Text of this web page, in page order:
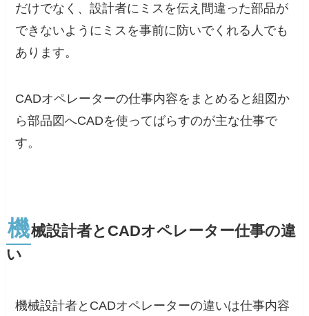
だけでなく、設計者にミスを伝え間違った部品が
できないようにミスを事前に防いでくれる人でも
あります。
CADオペレーターの仕事内容をまとめると組図か
ら部品図へCADを使ってばらすのが主な仕事で
す。
機械設計者とCADオペレーター仕事の違
い
機械設計者とCADオペレーターの違いは仕事内容